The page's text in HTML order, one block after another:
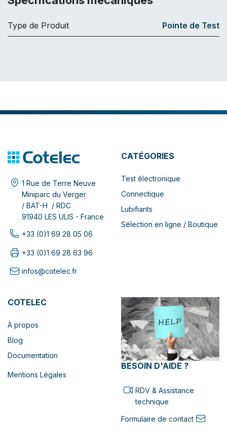
Type de Produit Pointe de Test
1 Rue de Terre Neuve
Miniparc du Verger
/ BAT-H / RDC
91940 LES ULIS - France
+33 (0)1 69 28 05 06
+33 (0)1 69 28 63 96
infos@cotelec.fr
CATÉGORIES
Test électronique
Connectique
Lubifiants
Sélection en ligne / Boutique
COTELEC
À propos
Blog
Documentation
Mentions Légales
BESOIN D'AIDE ?
RDV & Assistance
technique
Formulaire de contact